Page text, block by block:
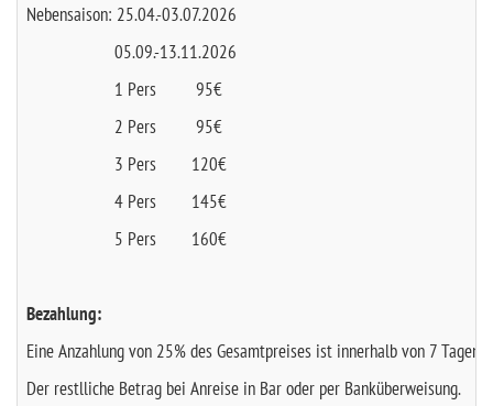
Nebensaison: 25.04.-03.07.2026
05.09.-13.11.2026
1 Pers 95€
2 Pers 95€
3 Pers 120€
4 Pers 145€
5 Pers 160€
Bezahlung:
Eine Anzahlung von 25% des Gesamtpreises ist innerhalb von 7 Tagen
Der restlliche Betrag bei Anreise in Bar oder per Banküberweisung.